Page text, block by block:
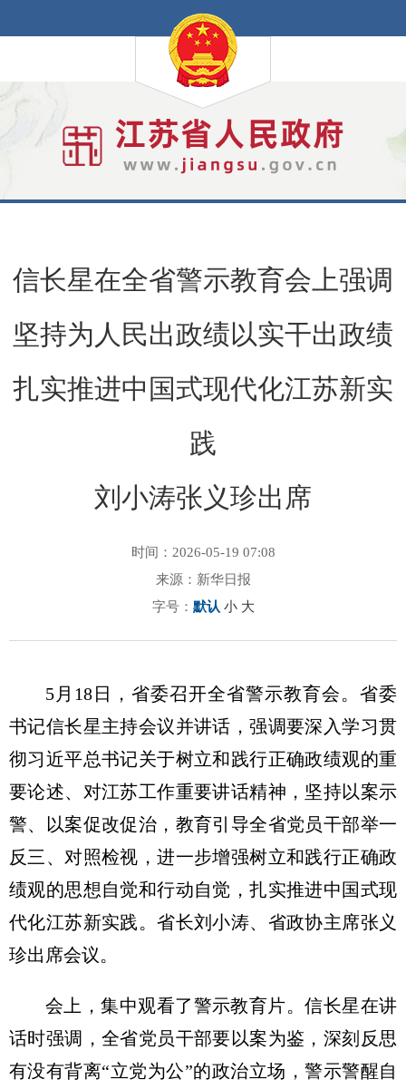
信长星在全省警示教育会上强调
坚持为人民出政绩以实干出政绩
扎实推进中国式现代化江苏新实
践
刘小涛张义珍出席
时间：2026-05-19 07:08
来源：新华日报
字号： 默认 小 大
5月18日，省委召开全省警示教育会。省委
书记信长星主持会议并讲话，强调要深入学习贯
彻习近平总书记关于树立和践行正确政绩观的重
要论述、对江苏工作重要讲话精神，坚持以案示
警、以案促改促治，教育引导全省党员干部举一
反三、对照检视，进一步增强树立和践行正确政
绩观的思想自觉和行动自觉，扎实推进中国式现
代化江苏新实践。省长刘小涛、省政协主席张义
珍出席会议。
会上，集中观看了警示教育片。信长星在讲
话时强调，全省党员干部要以案为鉴，深刻反思
有没有背离“立党为公”的政治立场，警示警醒自